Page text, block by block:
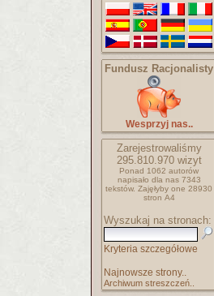
Fundusz Racjonalisty
Wesprzyj nas..
Zarejestrowaliśmy
295.810.970wizyt
Ponad 1062 autorów
napisało dla nas 7343
tekstów. Zajęłyby one 28930
stron A4
Wyszukaj na stronach:
Kryteria szczegółowe
Najnowsze strony..
Archiwum streszczeń..